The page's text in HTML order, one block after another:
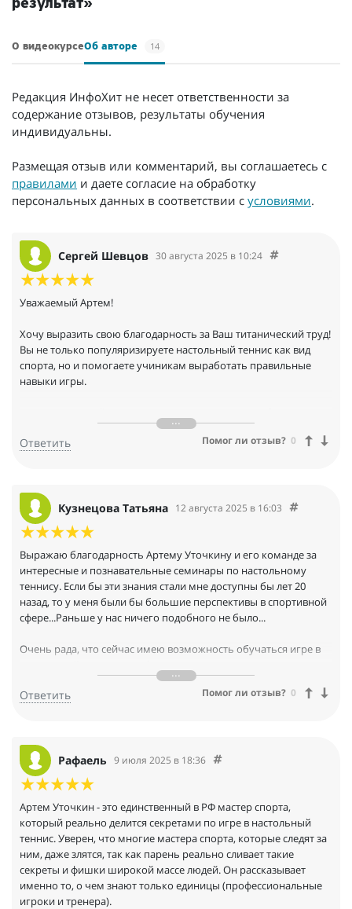
результат»
О видеокурсеОб авторе 14
Редакция ИнфоХит не несет ответственности за
содержание отзывов, результаты обучения
индивидуальны.
Размещая отзыв или комментарий, вы соглашаетесь с
правилами и даете согласие на обработку
персональных данных в соответствии с условиями.
Сергей Шевцов 30 августа 2025 в 10:24
Уважаемый Артем!
Хочу выразить свою благодарность за Ваш титанический труд!
Вы не только популяризируете настольный теннис как вид
спорта, но и помогаете учиникам выработать правильные
навыки игры.
настольный теннис, в детстве и юности посущал секции, а
теперь спустя тридцать пять лет интерес к этому занятию
Материал Ваш капитальный и реально помогает все: Ваши
онлайновые семинары, обучающие видеокурсы и мастер-
классы, и в целом Ваш сайт полезный. К сожалению, не имею
лишних денег, чтобы покупать видеокурсы и заниматься в
закрытых мастер-группах, но и то, что получаю на Ваших
бесплатных занятиях, я воплощаю на практике. Тренер, с
которым регулярно играю в н-теннис, спрашивает, где это я
еще занимаюсь, кроме как у него:):):) Еще раз благодарю Вас за
подвижнический труд!
Ответить Помог ли отзыв? 0
Кузнецова Татьяна 12 августа 2025 в 16:03
Выражаю благодарность Артему Уточкину и его команде за
интересные и познавательные семинары по настольному
теннису. Если бы эти знания стали мне доступны бы лет 20
назад, то у меня были бы большие перспективы в спортивной
сфере...Раньше у нас ничего подобного не было...
Очень рада, что сейчас имею возможность обучаться игре в
онлайн-семинара.
Ответить Помог ли отзыв? 0
Рафаель 9 июля 2025 в 18:36
Артем Уточкин - это единственный в РФ мастер спорта,
который реально делится секретами по игре в настольный
теннис. Уверен, что многие мастера спорта, которые следят за
ним, даже злятся, так как парень реально сливает такие
секреты и фишки широкой массе людей. Он рассказывает
именно то, о чем знают только единицы (профессиональные
игроки и тренера).